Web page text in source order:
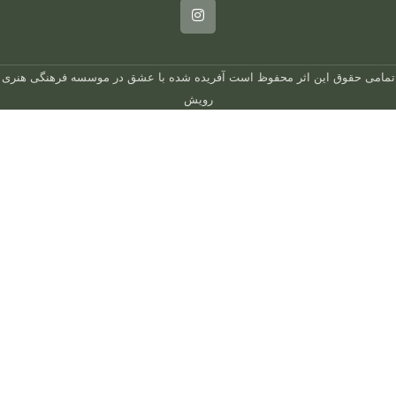
تمامی حقوق این اثر محفوظ است آفریده شده با عشق در موسسه فرهنگی هنری
رویش